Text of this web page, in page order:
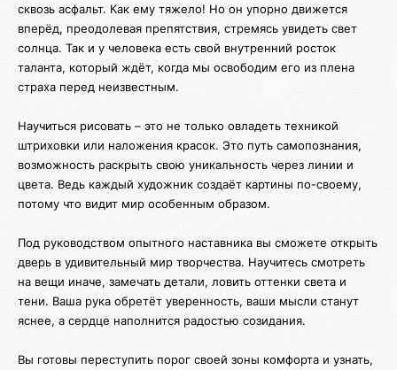
сквозь асфальт. Как ему тяжело! Но он упорно движется
вперёд, преодолевая препятствия, стремясь увидеть свет
солнца. Так и у человека есть свой внутренний росток
таланта, который ждёт, когда мы освободим его из плена
страха перед неизвестным.
Научиться рисовать – это не только овладеть техникой
штриховки или наложения красок. Это путь самопознания,
возможность раскрыть свою уникальность через линии и
цвета. Ведь каждый художник создаёт картины по-своему,
потому что видит мир особенным образом.
Под руководством опытного наставника вы сможете открыть
дверь в удивительный мир творчества. Научитесь смотреть
на вещи иначе, замечать детали, ловить оттенки света и
тени. Ваша рука обретёт уверенность, ваши мысли станут
яснее, а сердце наполнится радостью созидания.
Вы готовы переступить порог своей зоны комфорта и узнать,